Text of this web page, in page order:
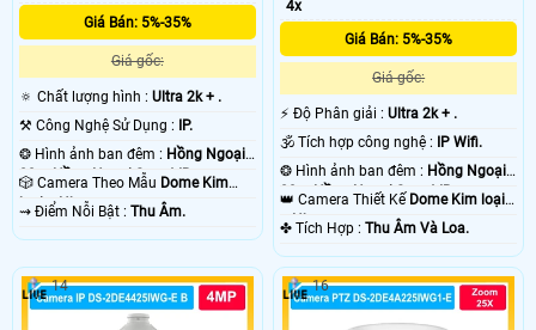
Giá Bán: 5%-35%
Giá gốc:
🔅 Chất lượng hình : Ultra 2k + .
⚒ Công Nghệ Sử Dụng :
IP.
❂ Hình ảnh ban đêm : Hồng Ngoại
20m Hồng Ngoại Smart IR.
🎲 Camera Theo Mẫu Dome Kim
loại + Nhựa.
️⇝ Điểm Nỗi Bật : Thu Âm.
4x
Giá Bán: 5%-35%
Giá gốc:
️⚡ Độ Phân giải :Ultra 2k + .
🕉️ Tích hợp công nghệ :
IP Wifi.
❂ Hình ảnh ban đêm : Hồng Ngoại
20m Hồng Ngoại Smart IR.
👑 Camera Thiết Kế Dome Kim loại
+ Nhựa.
️✤ Tích Hợp :Thu Âm Và Loa.
14 16